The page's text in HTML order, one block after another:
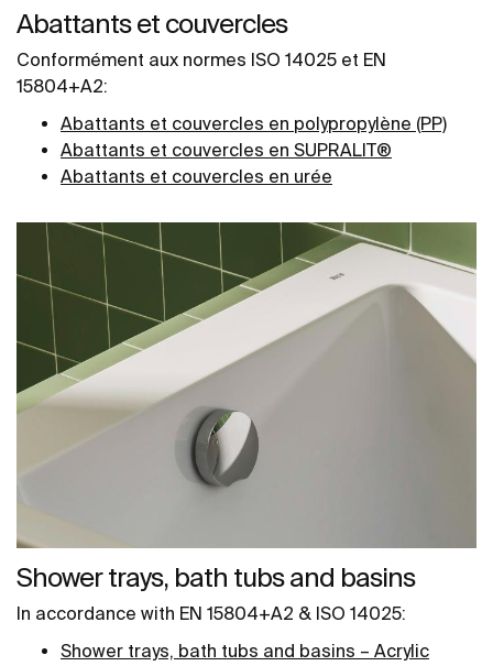
Abattants et couvercles
Conformément aux normes ISO 14025 et EN
15804+A2:
Abattants et couvercles en polypropylène (PP)
Abattants et couvercles en SUPRALIT®
Abattants et couvercles en urée
Shower trays, bath tubs and basins
In accordance with EN 15804+A2 & ISO 14025:
Shower trays, bath tubs and basins – Acrylic